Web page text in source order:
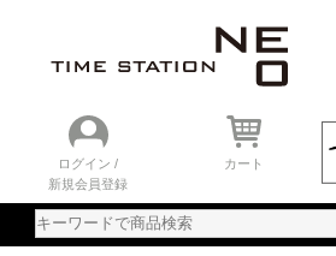
ログイン /
新規会員登録
カート
おすすめアイテム
ニュース＆トピッ
時計を探す
ランキング
ご利用ガイド